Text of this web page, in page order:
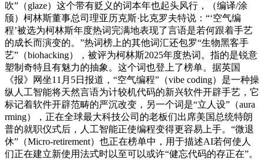
吹”（glaze）这个带有贬义的词本年也起头风行，（编译/涂
颀）柯林斯董事总司理亚历克斯·比克罗夫特说：“‘空气编
程’被选为柯林斯年度热词完满地表现了言语是若何跟着手艺
的成长而演变的。”热词榜上的其他词汇还包罗“生物黑客手
艺”（biohacking），被评为柯林斯2025年度热词。指的是锐意
塑制奇特且有魅力的抽象。这个词也登上了榜单。据英国
《报》网坐11月5日报道，“空气编程”（vibe coding）是一种操
纵人工智能将天然言语为计较机代码的新兴软件开辟手艺，它
标记着软件开辟范畴的严沉改变，另一个词是“立人设”（aura
rming），正在全球最大科技公司的老板们出席美国总统特朗
普的就职仪式后，人工智能正使编程变得更容易上手。“微退
休”（Micro-retirement）也正在榜单中，用于描述AI若何使人
们正在建立新使用法式时以至可以或许“健忘代码的存正在”。